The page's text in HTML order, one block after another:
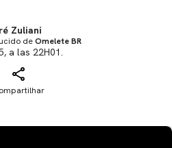
Zuliani
deOmelete BR
a las 22H01.